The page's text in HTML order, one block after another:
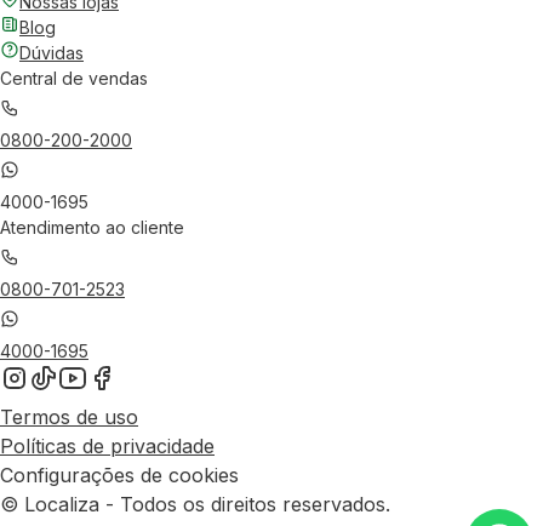
Blog
Dúvidas
Central de vendas
0800-200-2000
4000-1695
Atendimento ao cliente
0800-701-2523
4000-1695
Termos de uso
Políticas de privacidade
Configurações de cookies
© Localiza - Todos os direitos reservados.